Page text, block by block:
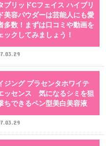
ブリッドCフェイス ハイブリ
美容パウダーは芸能人にも愛
多数！まずは口コミや動画を
ックしてみましょう！
ジング プラセンタホワイテ
ッセンス 気になるシミを狙
ちできるペン型美白美容液